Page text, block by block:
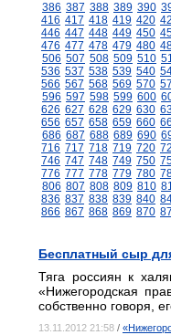
386 387 388 389 390
416 417 418 419 420
446 447 448 449 450
476 477 478 479 480
506 507 508 509 510
536 537 538 539 540
566 567 568 569 570
596 597 598 599 600
626 627 628 629 630
656 657 658 659 660
686 687 688 689 690
716 717 718 719 720
746 747 748 749 750
776 777 778 779 780
806 807 808 809 810
836 837 838 839 840
866 867 868 869 870
Бесплатный сыр
Тяга россиян к
«Нижегородская
собственно говоря,
13.11.2012 21:58 /